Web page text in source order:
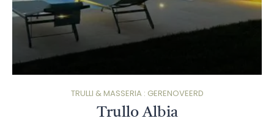
TRULLI & MASSERIA : GERENOVEERD
Trullo Albia